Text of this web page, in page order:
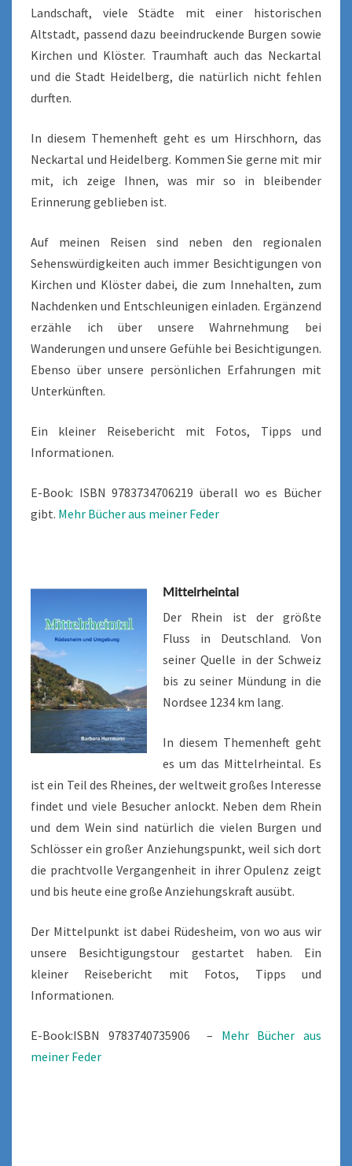
Landschaft, viele Städte mit einer historischen
Altstadt, passend dazu beeindruckende Burgen sowie
Kirchen und Klöster. Traumhaft auch das Neckartal
und die Stadt Heidelberg, die natürlich nicht fehlen
durften.
In diesem Themenheft geht es um Hirschhorn, das
Neckartal und Heidelberg. Kommen Sie gerne mit mir
mit, ich zeige Ihnen, was mir so in bleibender
Erinnerung geblieben ist.
Auf meinen Reisen sind neben den regionalen
Sehenswürdigkeiten auch immer Besichtigungen von
Kirchen und Klöster dabei, die zum Innehalten, zum
Nachdenken und Entschleunigen einladen. Ergänzend
erzähle ich über unsere Wahrnehmung bei
Wanderungen und unsere Gefühle bei Besichtigungen.
Ebenso über unsere persönlichen Erfahrungen mit
Unterkünften.
Ein kleiner Reisebericht mit Fotos, Tipps und
Informationen.
E-Book: ISBN 9783734706219 überall wo es Bücher
gibt. Mehr Bücher aus meiner Feder
Mittelrheintal
Der Rhein ist der größte
Fluss in Deutschland. Von
seiner Quelle in der Schweiz
bis zu seiner Mündung in die
Nordsee 1234 km lang.
In diesem Themenheft geht
es um das Mittelrheintal. Es
ist ein Teil des Rheines, der weltweit großes Interesse
findet und viele Besucher anlockt. Neben dem Rhein
und dem Wein sind natürlich die vielen Burgen und
Schlösser ein großer Anziehungspunkt, weil sich dort
die prachtvolle Vergangenheit in ihrer Opulenz zeigt
und bis heute eine große Anziehungskraft ausübt.
Der Mittelpunkt ist dabei Rüdesheim, von wo aus wir
unsere Besichtigungstour gestartet haben. Ein
kleiner Reisebericht mit Fotos, Tipps und
Informationen.
E-Book:ISBN 9783740735906 – Mehr Bücher aus
meiner Feder